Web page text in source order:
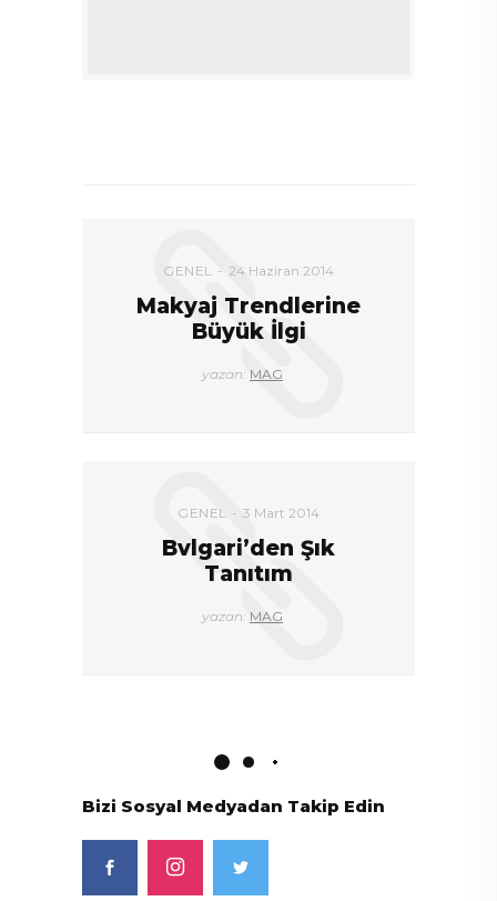
GENEL 24 Haziran 2014
Makyaj Trendlerine
Büyük İlgi
yazan: MAG
GENEL 3 Mart 2014
Bvlgari’den Şık
Tanıtım
yazan: MAG
Bizi Sosyal Medyadan Takip Edin